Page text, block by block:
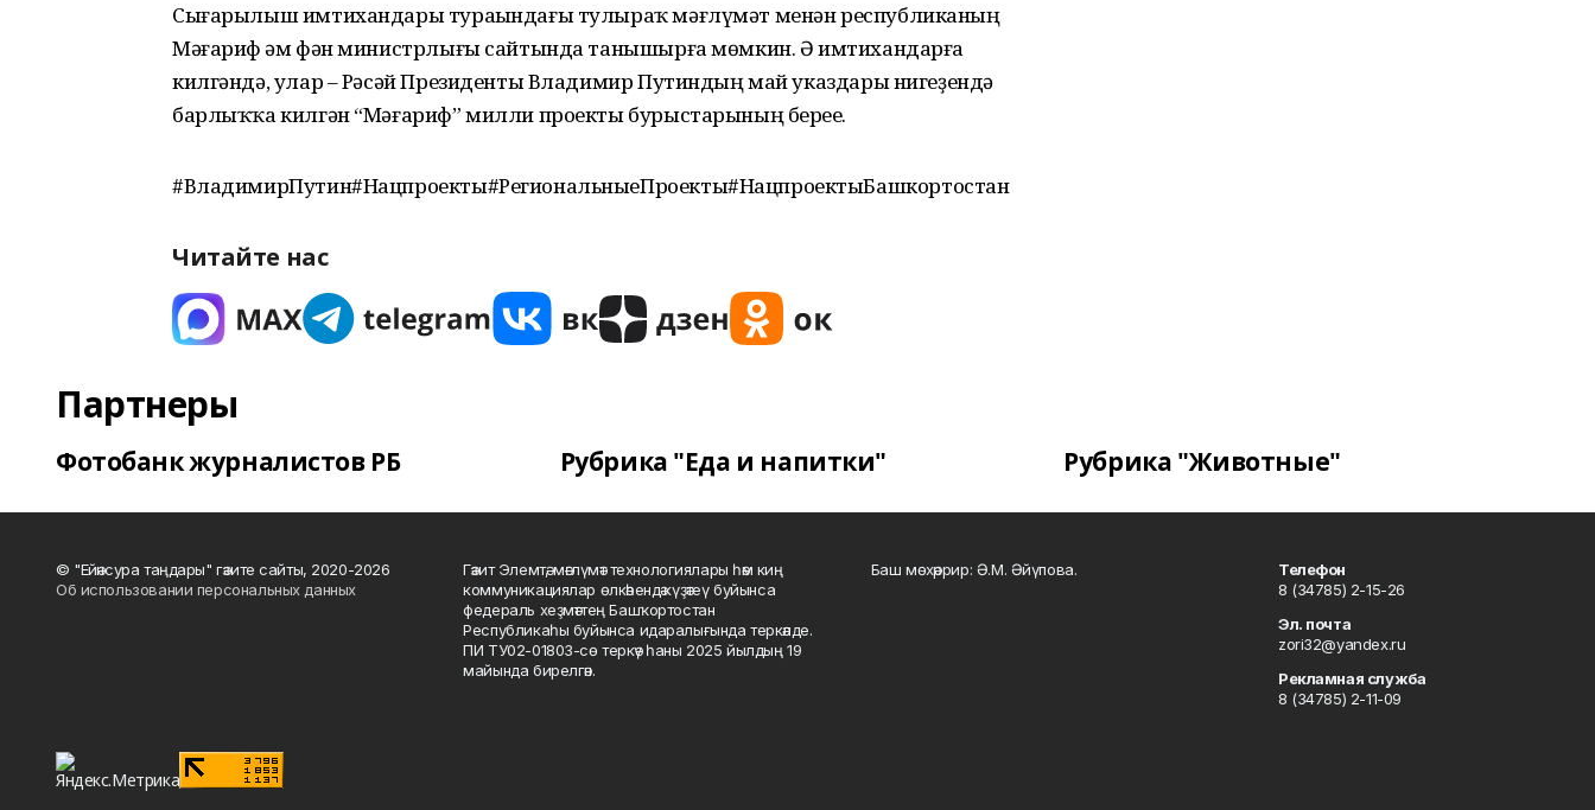
Сығарылыш имтихандары тураһындағы тулыраҡ мәғлүмәт менән республиканың
Мәғариф һәм фән министрлығы сайтында танышырға мөмкин. Ә имтихандарға
килгәндә, улар – Рәсәй Президенты Владимир Путиндың май указдары нигеҙендә
барлыҡҡа килгән “Мәғариф” милли проекты бурыстарының береһе.
#ВладимирПутин#Нацпроекты#РегиональныеПроекты#НацпроектыБашкортостан
Читайте нас
Партнеры
Фотобанк журналистов РБ Рубрика "Еда и напитки" Рубрика "Животные"
© "Ейәнсура таңдары" гәзите сайты, 2020-2026
Об использовании персональных данных
Гәзит Элемтә, мәғлүмәт технологиялары һәм киң
коммуникациялар өлкәһендә күҙәтеү буйынса
федераль хеҙмәттең Башҡортостан
Республикаһы буйынса идаралығында теркәлде.
ПИ ТУ02-01803-сө теркәү һаны 2025 йылдың 19
майында бирелгән.
Баш мөхәррир: Ә.М. Әйүпова.
Телефон
8 (34785) 2-15-26
Эл. почта
zori32@yandex.ru
Рекламная служба
8 (34785) 2-11-09